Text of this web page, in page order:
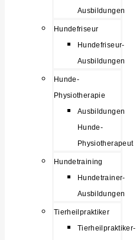
Ausbildungen
Hundefriseur
Hundefriseur-
Ausbildungen
Hunde-
Physiotherapie
Ausbildungen
Hunde-
Physiotherapeut
Hundetraining
Hundetrainer-
Ausbildungen
Tierheilpraktiker
Tierheilpraktiker-